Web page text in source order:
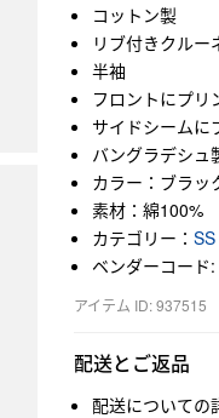
コットン製
リブ付きクルー
半袖
フロントにプリ
サイドシームに
バングラデシュ
カラー：ブラッ
素材：綿100%
カテゴリー：
ベンダーコード
アイテム ID: 937515
配送とご返品
配送についての